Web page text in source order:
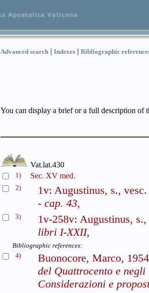
Advanced search | Indexes | Bibliographic
You can display a brief or a full description of
Vat.lat.430
1) Sec. XV med.
2)
1v: Augustinus, s.,
- cap. 43,
3)
1v-258v: Augustinus,
libri I-XXII,
Bibliographic references:
4)
Buonocore, Marco,
del Quattrocento e
Considerazioni e